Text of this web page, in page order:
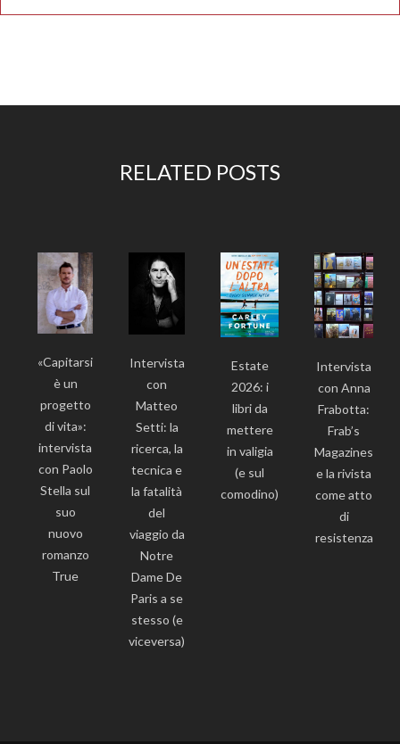
RELATED POSTS
«Capitarsi
è un
progetto
di vita»:
intervista
con Paolo
Stella sul
suo
nuovo
romanzo
True
Intervista
con
Matteo
Setti: la
ricerca, la
tecnica e
la fatalità
del
viaggio da
Notre
Dame De
Paris a se
stesso (e
viceversa)
Estate
2026: i
libri da
mettere
in valigia
(e sul
comodino)
Intervista
con Anna
Frabotta:
Frab’s
Magazines
e la rivista
come atto
di
resistenza